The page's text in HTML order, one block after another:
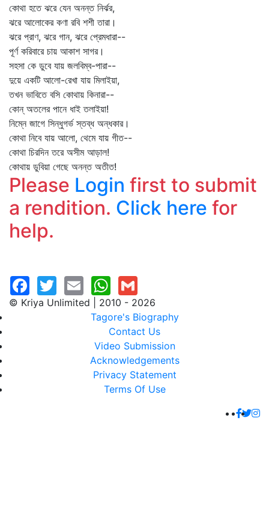
কোথা হতে ঝরে যেন অনন্ত নির্ঝর,
ঝরে আলোকের কণা রবি শশী তারা।
ঝরে প্রাণ, ঝরে গান, ঝরে প্রেমধারা--
পূর্ণ করিবারে চায় আকাশ সাগর।
সহসা কে ডুবে যায় জলবিম্ব-পারা--
দুয়ে একটি আলো-রেখা যায় মিলাইয়া,
তখন ভাবিতে বসি কোথায় কিনারা--
কোন্‌ অতলের পানে ধাই তলাইয়া!
নিম্নে জাগে সিন্ধুগর্ভ স্তব্ধ অন্ধকার।
কোথা নিবে যায় আলো, থেমে যায় গীত--
কোথা চিরদিন তরে অসীম আড়াল!
কোথায় ডুবিয়া গেছে অনন্ত অতীত!
Please Login first to submit
a rendition. Click here for
help.
© Kriya Unlimited | 2010 - 2026
Tagore's Biography
Contact Us
Video Submission
Acknowledgements
Privacy Statement
Terms Of Use